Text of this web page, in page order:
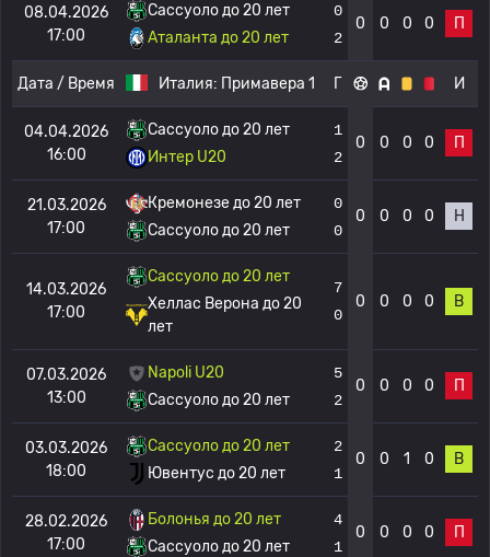
08.04.2026
17:00
Сассуоло до 20 лет
Аталанта до 20 лет
0
2
0 0 0 0 П
Дата / Время Италия: Примавера 1 Г И
04.04.2026
16:00
Сассуоло до 20 лет
Интер U20
1
2
0 0 0 0 П
21.03.2026
17:00
Кремонезе до 20 лет
Сассуоло до 20 лет
0
0
0 0 0 0 Н
14.03.2026
17:00
Сассуоло до 20 лет
Хеллас Верона до 20
лет
7
0
0 0 0 0 В
07.03.2026
13:00
Napoli U20
Сассуоло до 20 лет
5
2
0 0 0 0 П
03.03.2026
18:00
Сассуоло до 20 лет
Ювентус до 20 лет
2
1
0 0 1 0 В
28.02.2026
17:00
Болонья до 20 лет
Сассуоло до 20 лет
4
1
0 0 0 0 П